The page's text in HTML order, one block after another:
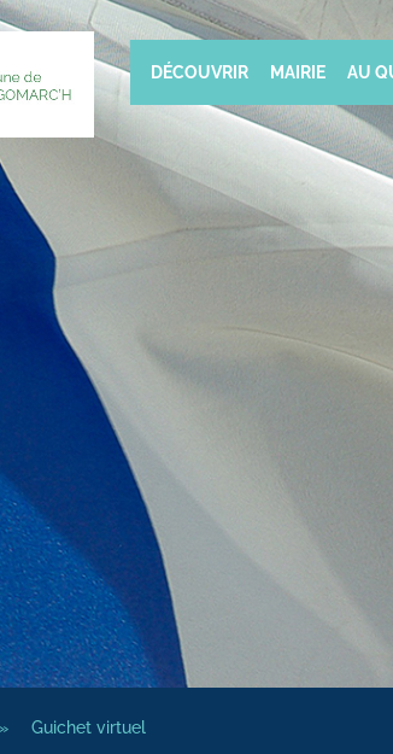
DÉCOUVRIR MAIRIE AU
» Guichet virtuel